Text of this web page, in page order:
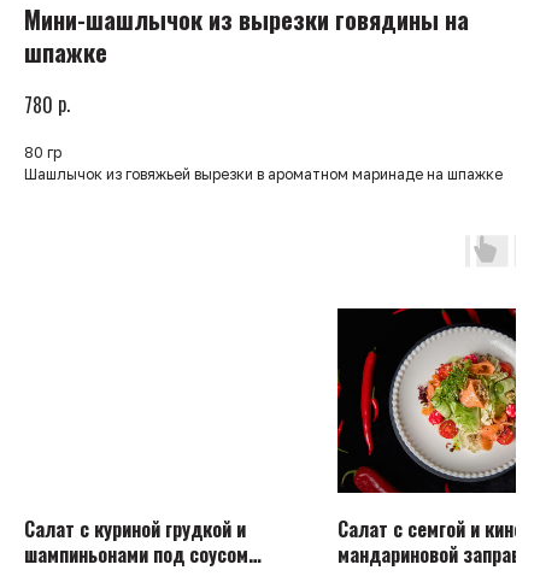
Мини-шашлычок из вырезки говядины на
шпажке
780 р.
80 гр
Шашлычок из говяжьей вырезки в ароматном маринаде на шпажке
Салат с куриной грудкой и
шампиньонами под соусом
Салат с семгой и
мандариновой